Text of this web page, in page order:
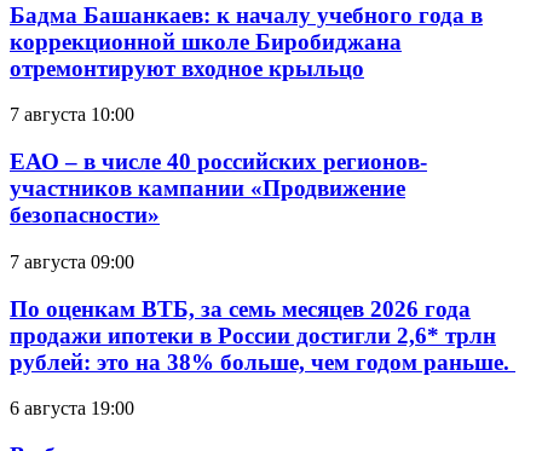
Бадма Башанкаев: к началу учебного года в
коррекционной школе Биробиджана
отремонтируют входное крыльцо
7 августа 10:00
ЕАО – в числе 40 российских регионов-
участников кампании «Продвижение
безопасности»
7 августа 09:00
По оценкам ВТБ, за семь месяцев 2026 года
продажи ипотеки в России достигли 2,6* трлн
рублей: это на 38% больше, чем годом раньше.
6 августа 19:00